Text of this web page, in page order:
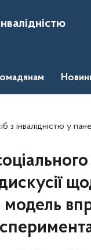
підтриманого проживання: модель